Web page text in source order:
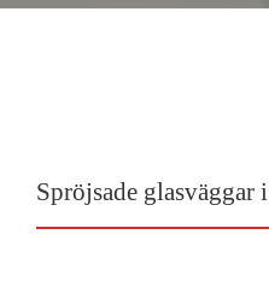
Spröjsade glasväggar